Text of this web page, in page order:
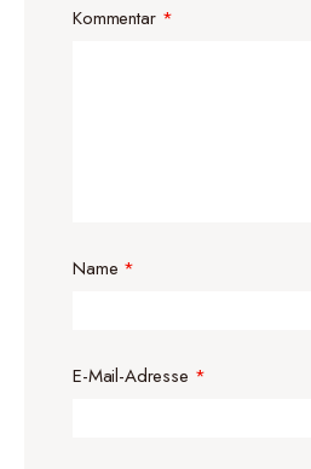
Kommentar *
Name *
E-Mail-Adresse *